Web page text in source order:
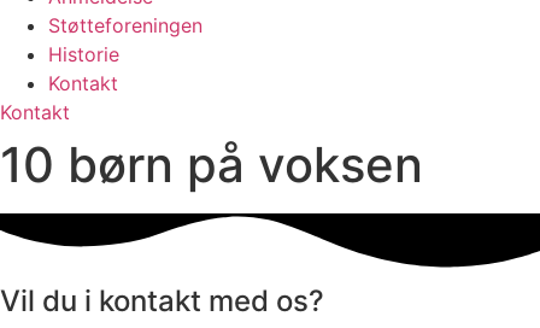
Støtteforeningen
Historie
Kontakt
Kontakt
10 børn på voksen
Vil du i kontakt med os?